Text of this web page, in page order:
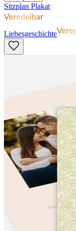
Sitzplan Plakat
Liebesgeschichte